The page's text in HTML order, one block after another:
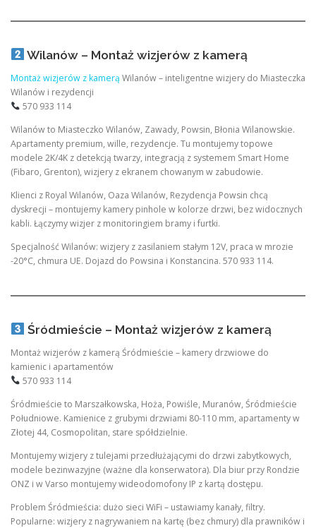
Wilanów – Montaż wizjerów z kamerą
Montaż wizjerów z kamerą Wilanów – inteligentne wizjery do Miasteczka
Wilanów i rezydencji
570 933 114
Wilanów to Miasteczko Wilanów, Zawady, Powsin, Błonia Wilanowskie.
Apartamenty premium, wille, rezydencje. Tu montujemy topowe
modele 2K/4K z detekcją twarzy, integracją z systemem Smart Home
(Fibaro, Grenton), wizjery z ekranem chowanym w zabudowie.
Klienci z Royal Wilanów, Oaza Wilanów, Rezydencja Powsin chcą
dyskrecji – montujemy kamery pinhole w kolorze drzwi, bez widocznych
kabli. Łączymy wizjer z monitoringiem bramy i furtki.
Specjalność Wilanów: wizjery z zasilaniem stałym 12V, praca w mrozie
-20°C, chmura UE. Dojazd do Powsina i Konstancina. 570 933 114.
Śródmieście – Montaż wizjerów z kamerą
Montaż wizjerów z kamerą Śródmieście – kamery drzwiowe do
kamienic i apartamentów
570 933 114
Śródmieście to Marszałkowska, Hoża, Powiśle, Muranów, Śródmieście
Południowe. Kamienice z grubymi drzwiami 80-110 mm, apartamenty w
Złotej 44, Cosmopolitan, stare spółdzielnie.
Montujemy wizjery z tulejami przedłużającymi do drzwi zabytkowych,
modele bezinwazyjne (ważne dla konserwatora). Dla biur przy Rondzie
ONZ i w Varso montujemy wideodomofony IP z kartą dostępu.
Problem Śródmieścia: dużo sieci WiFi – ustawiamy kanały, filtry.
Popularne: wizjery z nagrywaniem na kartę (bez chmury) dla prawników i